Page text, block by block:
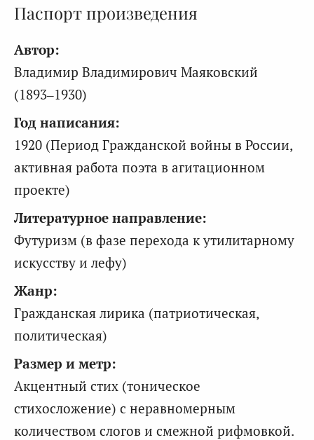
Паспорт произведения
Автор:
Владимир Владимирович Маяковский
(1893–1930)
Год написания:
1920 (Период Гражданской войны в России,
активная работа поэта в агитационном
проекте)
Литературное направление:
Футуризм (в фазе перехода к утилитарному
искусству и лефу)
Жанр:
Гражданская лирика (патриотическая,
политическая)
Размер и метр:
Акцентный стих (тоническое
стихосложение) с неравномерным
количеством слогов и смежной рифмовкой.